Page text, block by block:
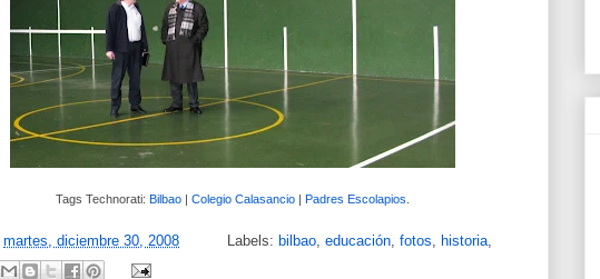
Tags Technorati: Bilbao | Colegio Calasancio | Padres Escolapios
martes, diciembre 30, 2008 Labels: bilbao, educación, fotos, historia,